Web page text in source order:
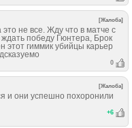
[Жалоба]
не все. Жду что в матче с
ждать победу Гюнтера, Брок
этот гиммик убийцы карьер
0
[Жалоба]
и они успешно похоронили
+6